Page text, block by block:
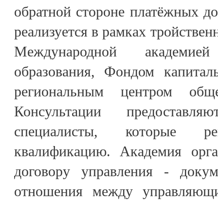
обратной стороне платёжных
реализуется в рамках
Международной академией
образования, Фондом
региональным центром
Консультации
специалисты, которые
квалификацию. Академия
договору управления -
отношения между